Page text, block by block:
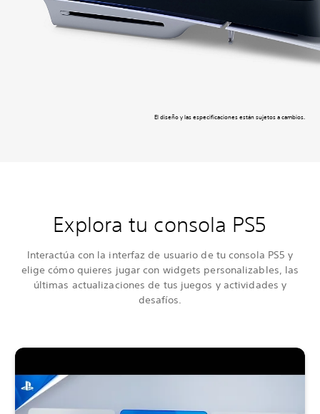
El diseño y las especificaciones están sujetos a cambios.
Explora tu consola PS5
Interactúa con la interfaz de usuario de tu consola PS5 y
elige cómo quieres jugar con widgets personalizables, las
últimas actualizaciones de tus juegos y actividades y
desafíos.